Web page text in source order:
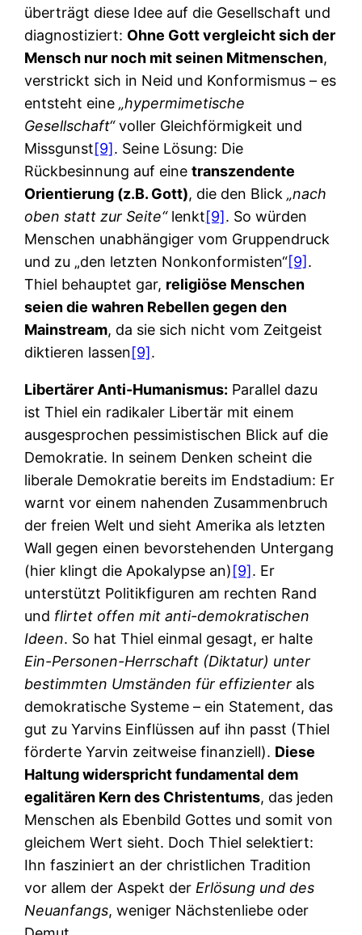
überträgt diese Idee auf die Gesellschaft und
diagnostiziert: Ohne Gott vergleicht sich der
Mensch nur noch mit seinen Mitmenschen,
verstrickt sich in Neid und Konformismus – es
entsteht eine„hypermimetische
Gesellschaft“voller Gleichförmigkeit und
Missgunst[9]. Seine Lösung: Die
Rückbesinnung auf einetranszendente
Orientierung (z.B. Gott), die den Blick„nach
oben statt zur Seite“lenkt[9]. So würden
Menschen unabhängiger vom Gruppendruck
und zu „den letzten Nonkonformisten“[9] .
Thiel behauptet gar, religiöse Menschen
seien die wahren Rebellen gegen den
Mainstream, da sie sich nicht vom Zeitgeist
diktieren lassen[9].
Libertärer Anti-Humanismus: Parallel dazu
ist Thiel ein radikaler Libertär mit einem
ausgesprochen pessimistischen Blick auf die
Demokratie. In seinem Denken scheint die
liberale Demokratie bereits im Endstadium: Er
warnt vor einem nahenden Zusammenbruch
der freien Welt und sieht Amerika als letzten
Wall gegen einen bevorstehenden Untergang
(hier klingt die Apokalypse an)[9]. Er
unterstützt Politikfiguren am rechten Rand
und flirtet offen mit anti-demokratischen
Ideen. So hat Thiel einmal gesagt, er halte
Ein-Personen-Herrschaft (Diktatur) unter
bestimmten Umständen für effizienter als
demokratische Systeme – ein Statement, das
gut zu Yarvins Einflüssen auf ihn passt (Thiel
förderte Yarvin zeitweise finanziell). Diese
Haltung widerspricht fundamental dem
egalitären Kern des Christentums, das jeden
Menschen als Ebenbild Gottes und somit von
gleichem Wert sieht. Doch Thiel selektiert:
Ihn fasziniert an der christlichen Tradition
vor allem der Aspekt derErlösung und des
Neuanfangs, weniger Nächstenliebe oder